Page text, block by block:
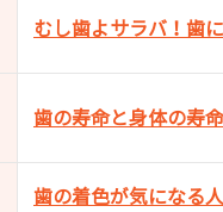
むし歯よサラバ！歯
歯の寿命と身体の寿
歯の着色が気になる